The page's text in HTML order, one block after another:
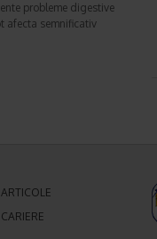
probleme digestive
afecta semnificativ
ARTICOLE
CARIERE